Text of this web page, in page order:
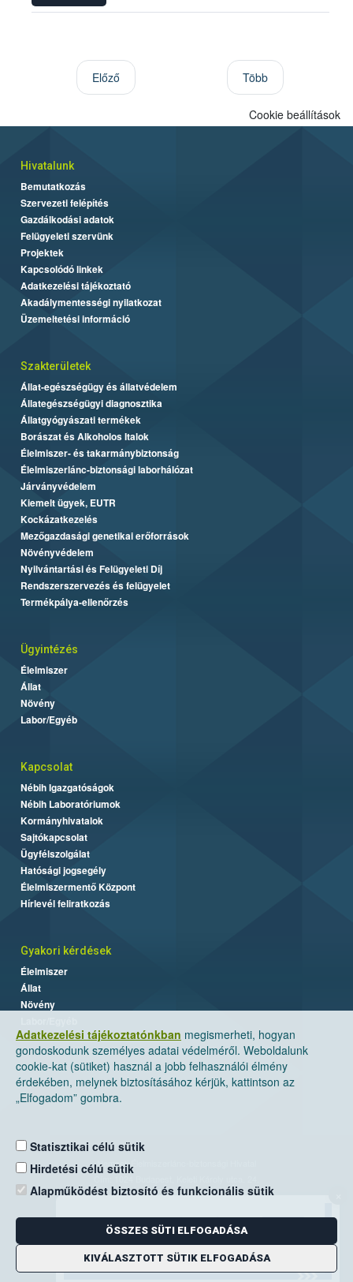
Előző Több
Adatkezelési tájékoztatónkban megismerheti, hogyan
gondoskodunk személyes adatai védelméről. Weboldalunk
cookie-kat (sütiket) használ a jobb felhasználói élmény
érdekében, melynek biztosításához kérjük, kattintson az
„Elfogadom” gombra.
Statisztikai célú sütik
Hirdetési célú sütik
Alapműködést biztosító és funkcionális sütik
ÖSSZES SÜTI ELFOGADÁSA
KIVÁLASZTOTT SÜTIK ELFOGADÁSA
Cookie beállítások
Hivatalunk
Bemutatkozás
Szervezeti felépítés
Gazdálkodási adatok
Felügyeleti szervünk
Projektek
Kapcsolódó linkek
Adatkezelési tájékoztató
Akadálymentességi nyilatkozat
Üzemeltetési információ
Szakterületek
Állat-egészségügy és állatvédelem
Állategészségügyi diagnosztika
Állatgyógyászati termékek
Borászat és Alkoholos Italok
Élelmiszer- és takarmánybiztonság
Élelmiszerlánc-biztonsági laborhálózat
Járványvédelem
Kiemelt ügyek, EUTR
Kockázatkezelés
Mezőgazdasági genetikai erőforrások
Növényvédelem
Nyilvántartási és Felügyeleti Díj
Rendszerszervezés és felügyelet
Termékpálya-ellenőrzés
Ügyintézés
Élelmiszer
Állat
Növény
Labor/Egyéb
Kapcsolat
Nébih Igazgatóságok
Nébih Laboratóriumok
Kormányhivatalok
Sajtókapcsolat
Ügyfélszolgálat
Hatósági jogsegély
Élelmiszermentő Központ
Hírlevél feliratkozás
Gyakori kérdések
Élelmiszer
Állat
Növény
Nemzeti Élelmiszerlánc-biztonsági Hivatal
Levelezési cím: 1525 Budapest. Pf. 30.
E-mail:ugyfelszolgalat@nebih.gov.hu
Zöld szám: 06-80/263-244
Telefon: 06-1/ 336-9000